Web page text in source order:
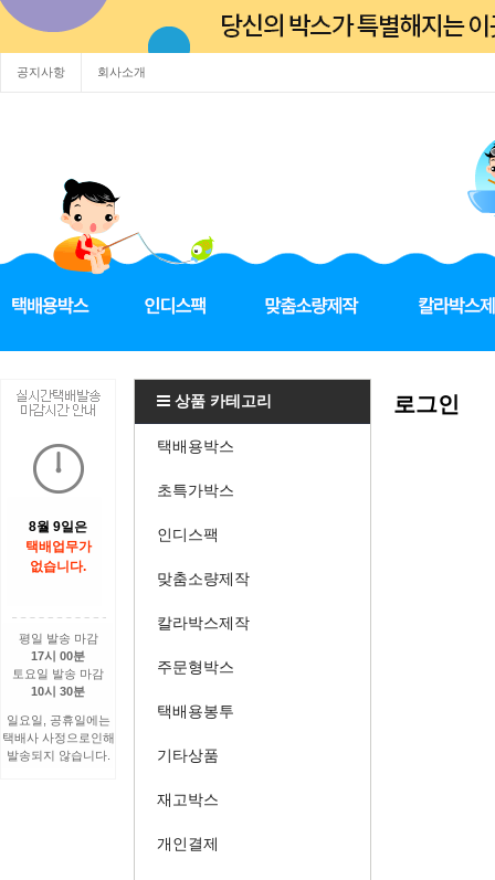
공지사항 회사소개
8월 9일은
택배업무가
없습니다.
평일 발송 마감
17시 00분
토요일 발송 마감
10시 30분
일요일, 공휴일에는
택배사 사정으로인해
발송되지 않습니다.
상품 카테고리
택배용박스
초특가박스
인디스팩
맞춤소량제작
칼라박스제작
주문형박스
택배용봉투
기타상품
재고박스
개인결제
로그인